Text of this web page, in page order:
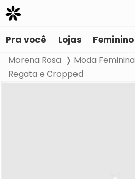
Pra você Lojas Feminino
Morena Rosa Moda Feminina
Regata e Cropped